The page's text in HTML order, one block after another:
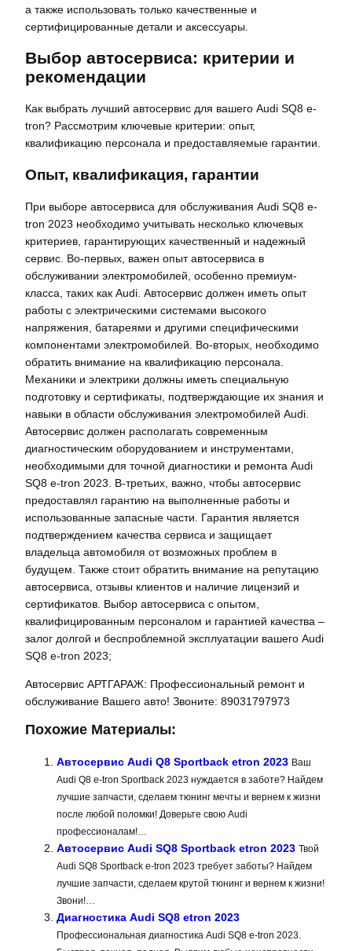
а также использовать только качественные и
сертифицированные детали и аксессуары.
Выбор автосервиса: критерии и
рекомендации
Как выбрать лучший автосервис для вашего Audi SQ8 e-
tron? Рассмотрим ключевые критерии: опыт,
квалификацию персонала и предоставляемые гарантии.
Опыт, квалификация, гарантии
При выборе автосервиса для обслуживания Audi SQ8 e-
tron 2023 необходимо учитывать несколько ключевых
критериев, гарантирующих качественный и надежный
сервис. Во-первых, важен опыт автосервиса в
обслуживании электромобилей, особенно премиум-
класса, таких как Audi. Автосервис должен иметь опыт
работы с электрическими системами высокого
напряжения, батареями и другими специфическими
компонентами электромобилей. Во-вторых, необходимо
обратить внимание на квалификацию персонала.
Механики и электрики должны иметь специальную
подготовку и сертификаты, подтверждающие их знания и
навыки в области обслуживания электромобилей Audi.
Автосервис должен располагать современным
диагностическим оборудованием и инструментами,
необходимыми для точной диагностики и ремонта Audi
SQ8 e-tron 2023. В-третьих, важно, чтобы автосервис
предоставлял гарантию на выполненные работы и
использованные запасные части. Гарантия является
подтверждением качества сервиса и защищает
владельца автомобиля от возможных проблем в
будущем. Также стоит обратить внимание на репутацию
автосервиса, отзывы клиентов и наличие лицензий и
сертификатов. Выбор автосервиса с опытом,
квалифицированным персоналом и гарантией качества –
залог долгой и беспроблемной эксплуатации вашего Audi
SQ8 e-tron 2023;
Автосервис АРТГАРАЖ: Профессиональный ремонт и
обслуживание Вашего авто! Звоните: 89031797973
Похожие Материалы:
Автосервис Audi Q8 Sportback etron 2023 Ваш
Audi Q8 e-tron Sportback 2023 нуждается в заботе? Найдем
лучшие запчасти, сделаем тюнинг мечты и вернем к жизни
после любой поломки! Доверьте свою Audi
профессионалам!…
Автосервис Audi SQ8 Sportback etron 2023 Твой
Audi SQ8 Sportback e-tron 2023 требует заботы? Найдем
лучшие запчасти, сделаем крутой тюнинг и вернем к жизни!
Звони!…
Диагностика Audi SQ8 etron 2023
Профессиональная диагностика Audi SQ8 e-tron 2023.